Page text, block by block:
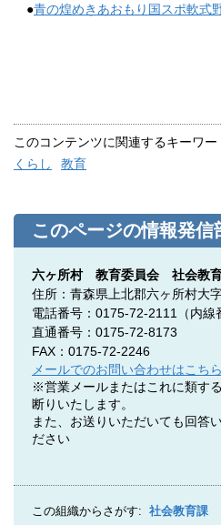
●青の煌めきあおもり国スポ軟式
このコンテンツに関連するキーワー
くらし
教育
このページの情報発信
六ヶ所村 教育委員会 社会教
住所：青森県上北郡六ヶ所村大
電話番号：0175-72-2111（内線
直通番号：0175-72-8173
FAX：0175-72-2246
メールでのお問い合わせはこち
※営業メールまたはこれに類す
断りいたします。
また、お送りいただいても回答
ださい
この組織からさがす: 社会教育課